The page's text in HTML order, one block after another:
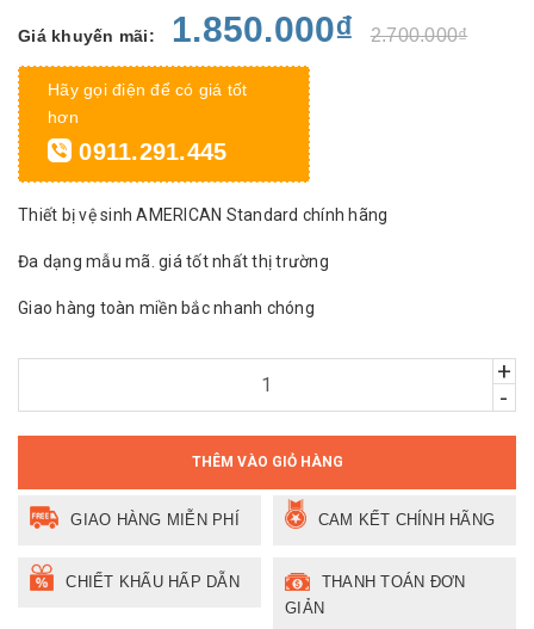
Giá khuyến mãi: 1.850.000₫ 2.700.000₫
Hãy gọi điện để có giá tốt
hơn
0911.291.445
Thiết bị vệ sinh AMERICAN Standard chính hãng
Đa dạng mẫu mã. giá tốt nhất thị trường
Giao hàng toàn miền bắc nhanh chóng
+
-
THÊM VÀO GIỎ HÀNG
GIAO HÀNG MIỄN PHÍ CAM KẾT CHÍNH HÃNG
CHIẾT KHẤU HẤP DẪN
THANH TOÁN ĐƠN
GIẢN